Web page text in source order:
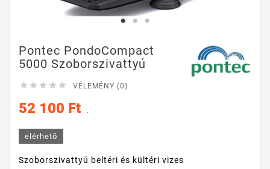
Pontec PondoCompact
5000 Szoborszivattyú
     VÉLEMÉNY (0)
52 100 Ft .
elérhető
Szoborszivattyú beltéri és kültéri vizes